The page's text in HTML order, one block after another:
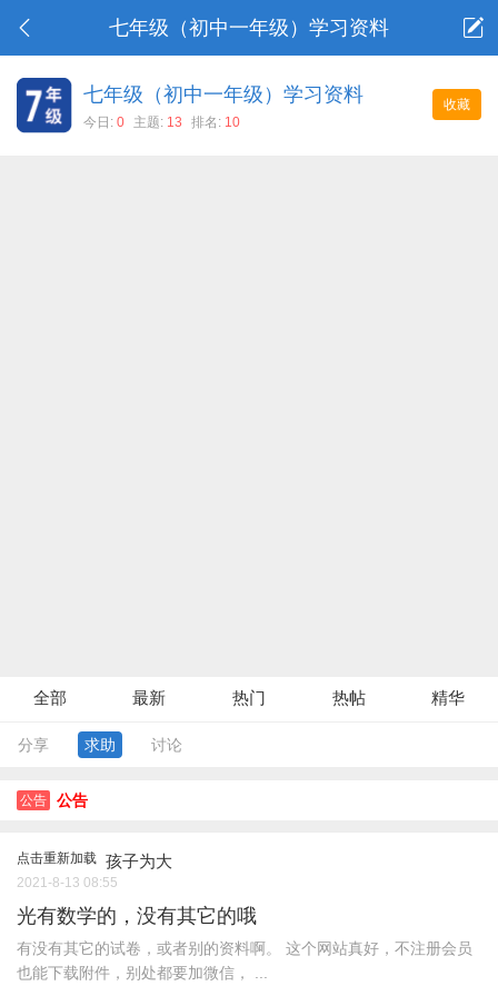
七年级（初中一年级）学习资料
收藏
七年级（初中一年级）学习资料
今日: 0 主题: 13 排名: 10
全部 最新 热门 热帖 精华
分享 求助 讨论
公告 公告
点击重新加载 孩子为大
2021-8-13 08:55
光有数学的，没有其它的哦
有没有其它的试卷，或者别的资料啊。 这个网站真好，不注册会员
也能下载附件，别处都要加微信， ...